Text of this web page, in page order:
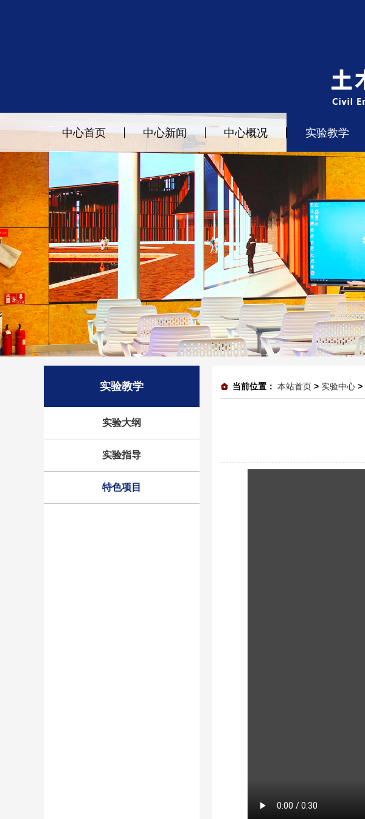
中心首页 中心新闻 中心概况 实验教学
实验教学
实验大纲
实验指导
特色项目
当前位置： 本站首页 > 实验中心 >